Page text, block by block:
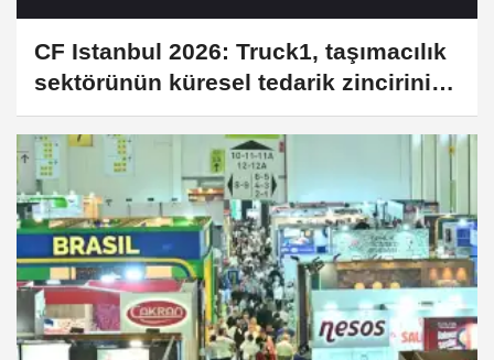
CF Istanbul 2026: Truck1, taşımacılık
sektörünün küresel tedarik zincirini
pazaryeri altyapısıyla güçlendiriyor